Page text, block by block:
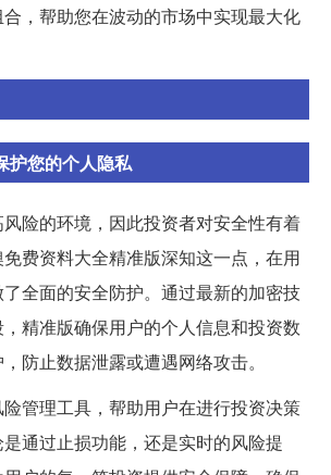
，帮助您在波动的市场中实现最大化
护您的个人隐私
险的环境，因此投资者对安全性有着
费资料大全精准版深知这一点，在用
全面的安全防护。通过最新的加密技
精准版确保用户的个人信息和投资数
防止数据泄露或遭遇网络攻击。
管理工具，帮助用户在进行投资决策
通过止损功能，还是实时的风险提